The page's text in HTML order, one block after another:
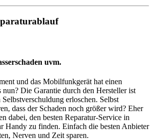
uvm.
und das Mobilfunkgerät hat einen
nun? Die Garantie durch den Hersteller ist
erloschen. Selbst
dass der Schaden noch größer wird? Eher
dabei, den besten Reparatur-Service in
Handy zu finden. Einfach die besten Anbieter
Nerven und Zeit sparen.